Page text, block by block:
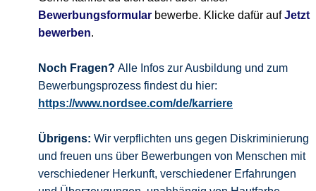
Bewerbungsformular bewerbe. Klicke dafür aufJetzt
bewerben.
Noch Fragen? Alle Infos zur Ausbildung und zum
Bewerbungsprozess findest du hier:
https://www.nordsee.com/de/karriere
Übrigens: Wir verpflichten uns gegen Diskriminierung
und freuen uns über Bewerbungen von Menschen mit
verschiedener Herkunft, verschiedener Erfahrungen